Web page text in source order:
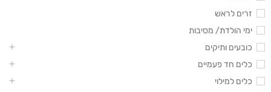
זרים לראש
ימי הולדת/ מסיבות
כובעים ותיקים
כלים חד פעמיים
כלים למילוי